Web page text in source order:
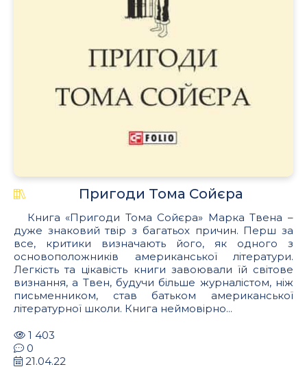
Пригоди Тома Сойєра
Книга «Пригоди Тома Сойєра» Марка Твена –
дуже знаковий твір з багатьох причин. Перш за
все, критики визначають його, як одного з
основоположників американської літератури.
Легкість та цікавість книги завоювали їй світове
визнання, а Твен, будучи більше журналістом, ніж
письменником, став батьком американської
літературної школи. Книга неймовірно...
1 403
0
21.04.22